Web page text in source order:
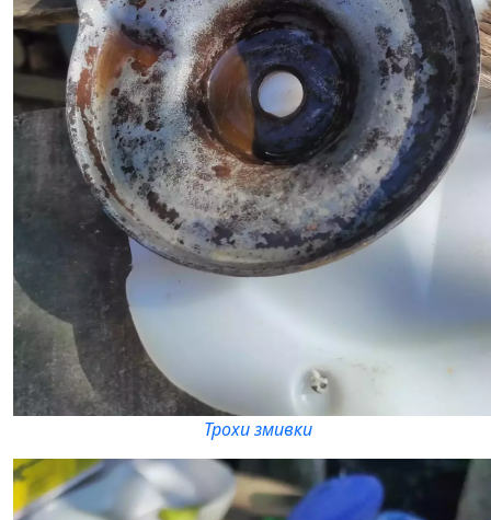
Трохи змивки